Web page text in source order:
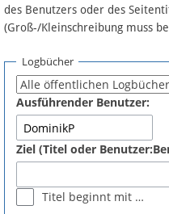
FAQ
Fördermitglied werden
Fehler melden
des Benutzers oder des
(Groß-/Kleinschreibung muss
Logbücher
Ausführender Benutzer:
Ziel (Titel oder
Titel beginnt mit …